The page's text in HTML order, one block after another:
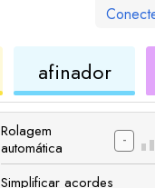
afinador
Rolagem
automática
-
Simplificar acordes